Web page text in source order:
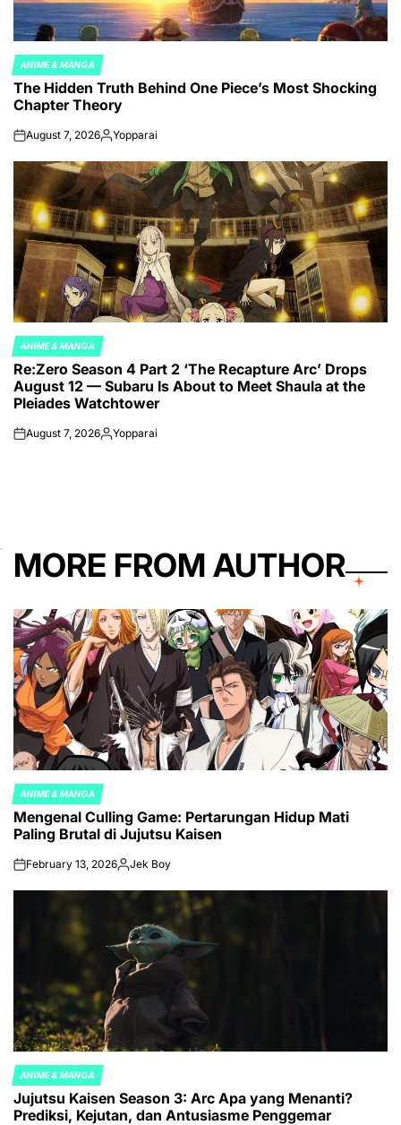
POSTED
IN
ANIME & MANGA
The Hidden Truth Behind One Piece’s Most Shocking
Chapter Theory
onAugust 7, 2026Posted
Yopparai
POSTED
IN
ANIME & MANGA
Re:Zero Season 4 Part 2 ‘The Recapture Arc’ Drops
August 12 — Subaru Is About to Meet Shaula at the
Pleiades Watchtower
onAugust 7, 2026Posted
Yopparai
MORE FROM AUTHOR
POSTED
IN
ANIME & MANGA
Mengenal Culling Game: Pertarungan Hidup Mati
Paling Brutal di Jujutsu Kaisen
onFebruary 13, 2026Posted
Jek Boy
POSTED
IN
ANIME & MANGA
Jujutsu Kaisen Season 3: Arc Apa yang Menanti?
Prediksi, Kejutan, dan Antusiasme Penggemar